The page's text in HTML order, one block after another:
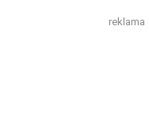
reklama